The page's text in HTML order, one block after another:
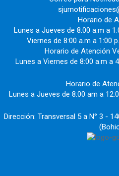
Horario de
Lunes a Jueves de 8:00 a.m a
Viernes de 8:00 a.m a 1:00
Horario de Atención
Lunes a Viernes de 8:00 a.m a
Horario de
Lunes a Jueves de 8:00 am a
Dirección: Transversal 5 a N° 3 -